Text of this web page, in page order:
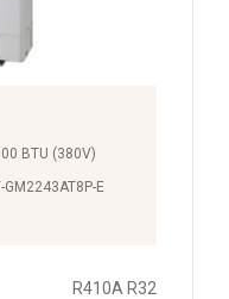
BTU (380V)
GM2243AT8P-E
R410A R32